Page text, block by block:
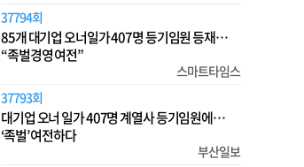
37794회
85개 대기업 오너일가 407명 등기임원 등재…
“족벌경영 여전”
스마트타임스
37793회
대기업 오너 일가 407명 계열사 등기임원에…
‘족벌’ 여전하다
부산일보